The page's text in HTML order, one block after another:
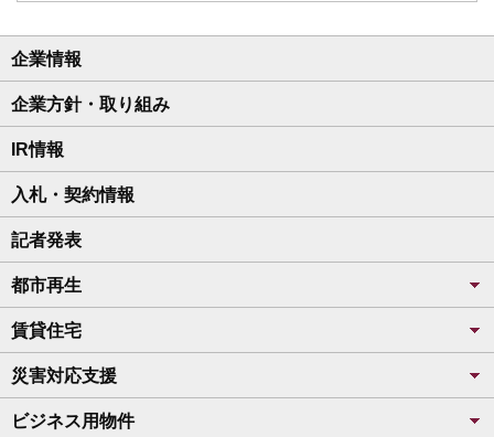
企業情報
企業方針・取り組み
IR情報
入札・契約情報
記者発表
都市再生
賃貸住宅
災害対応支援
ビジネス用物件